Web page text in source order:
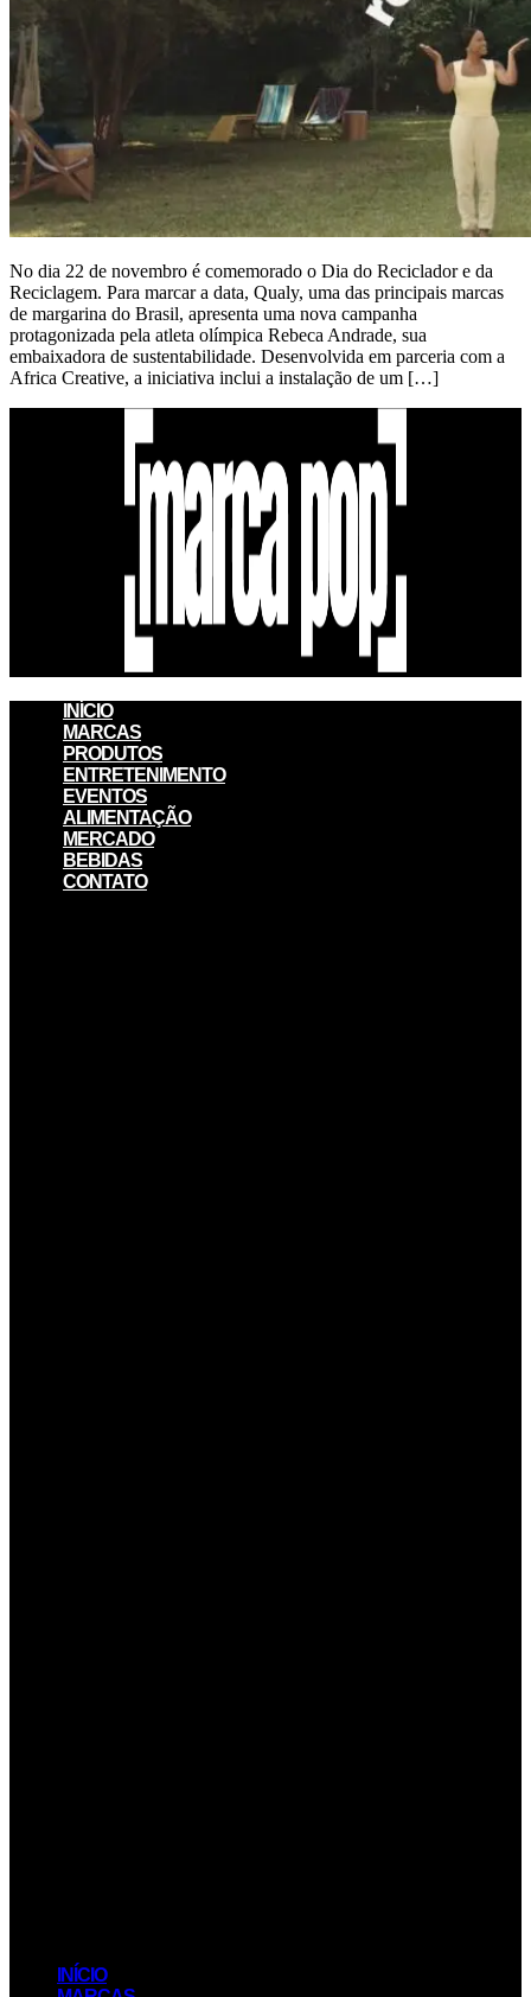
No dia 22 de novembro é comemorado o Dia do Reciclador e da
Reciclagem. Para marcar a data, Qualy, uma das principais marcas
de margarina do Brasil, apresenta uma nova campanha
protagonizada pela atleta olímpica Rebeca Andrade, sua
embaixadora de sustentabilidade. Desenvolvida em parceria com a
Africa Creative, a iniciativa inclui a instalação de um […]
INÍCIO
MARCAS
PRODUTOS
ENTRETENIMENTO
EVENTOS
ALIMENTAÇÃO
MERCADO
BEBIDAS
CONTATO
INÍCIO